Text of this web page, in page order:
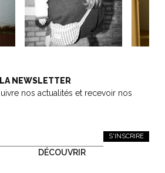
NEWSLETTER
nos actualités et recevoir nos
S'INSCRIRE
DÉCOUVRIR